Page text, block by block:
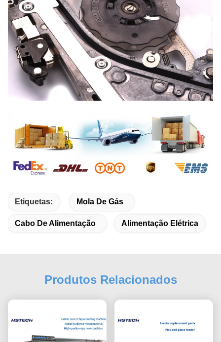
Etiquetas: Mola De Gás
Cabo De Alimentação Alimentação Elétrica
Produtos Relacionados